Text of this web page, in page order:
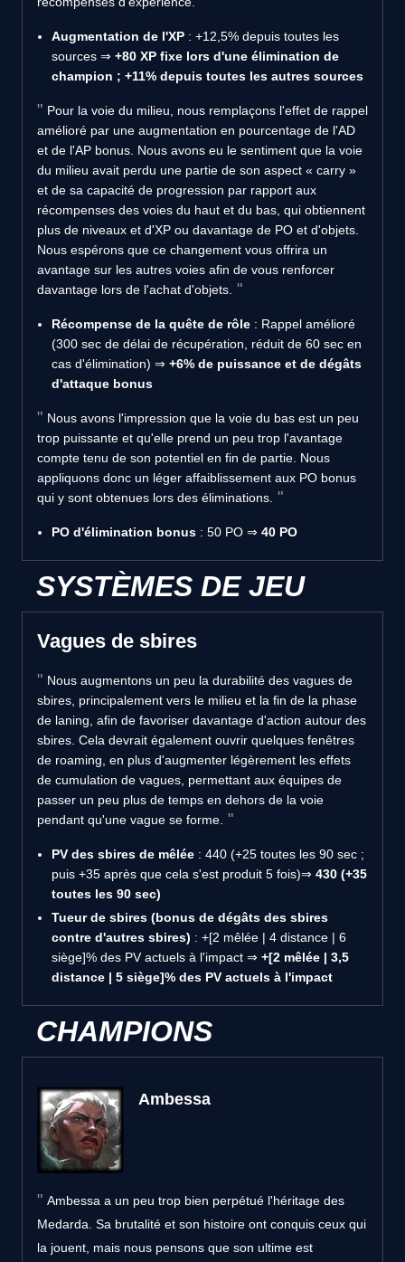
Augmentation de l'XP : +12,5% depuis toutes les
sources ⇒ +80 XP fixe lors d'une élimination de
champion ; +11% depuis toutes les autres sources
Pour la voie du milieu, nous remplaçons l'effet de rappel
amélioré par une augmentation en pourcentage de l'AD
et de l'AP bonus. Nous avons eu le sentiment que la voie
du milieu avait perdu une partie de son aspect « carry »
et de sa capacité de progression par rapport aux
récompenses des voies du haut et du bas, qui obtiennent
plus de niveaux et d'XP ou davantage de PO et d'objets.
Nous espérons que ce changement vous offrira un
avantage sur les autres voies afin de vous renforcer
davantage lors de l'achat d'objets.
Récompense de la quête de rôle : Rappel amélioré
(300 sec de délai de récupération, réduit de 60 sec en
cas d'élimination) ⇒ +6% de puissance et de dégâts
d'attaque bonus
Nous avons l'impression que la voie du bas est un peu
trop puissante et qu'elle prend un peu trop l'avantage
compte tenu de son potentiel en fin de partie. Nous
appliquons donc un léger affaiblissement aux PO bonus
qui y sont obtenues lors des éliminations.
PO d'élimination bonus : 50 PO ⇒ 40 PO
SYSTÈMES DE JEU
Vagues de sbires
Nous augmentons un peu la durabilité des vagues de
sbires, principalement vers le milieu et la fin de la phase
de laning, afin de favoriser davantage d'action autour des
sbires. Cela devrait également ouvrir quelques fenêtres
de roaming, en plus d'augmenter légèrement les effets
de cumulation de vagues, permettant aux équipes de
passer un peu plus de temps en dehors de la voie
pendant qu'une vague se forme.
PV des sbires de mêlée : 440 (+25 toutes les 90 sec ;
puis +35 après que cela s'est produit 5 fois)⇒ 430 (+35
toutes les 90 sec)
Tueur de sbires (bonus de dégâts des sbires
contre d'autres sbires) : +[2 mêlée | 4 distance | 6
siège]% des PV actuels à l'impact ⇒ +[2 mêlée | 3,5
distance | 5 siège]% des PV actuels à l'impact
CHAMPIONS
Ambessa
Ambessa a un peu trop bien perpétué l'héritage des
Medarda. Sa brutalité et son histoire ont conquis ceux qui
la jouent, mais nous pensons que son ultime est